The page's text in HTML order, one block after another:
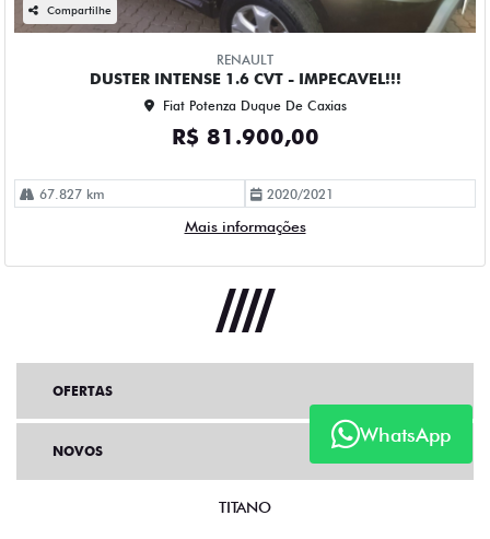
Compartilhe
RENAULT
DUSTER INTENSE 1.6 CVT - IMPECAVEL!!!
Fiat Potenza Duque De Caxias
R$ 81.900,00
67.827 km 2020/2021
Mais informações
WhatsApp
OFERTAS
NOVOS
TITANO